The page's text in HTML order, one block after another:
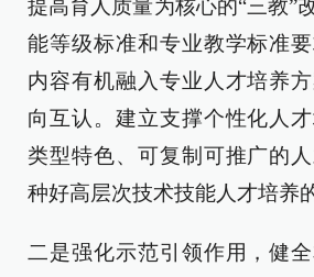
提高育人质量为核心的“三教”
能等级标准和专业教学标准
内容有机融入专业人才培养
向互认。建立支撑个性化人
类型特色、可复制可推广的
种好高层次技术技能人才培养
二是强化示范引领作用，健